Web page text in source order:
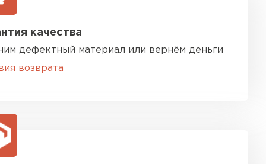
качества
дефектный материал или вернём деньги
возврата
черепица